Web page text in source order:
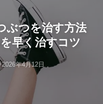
ぶつを治す方法
早く治すコツ
2026年4月12日